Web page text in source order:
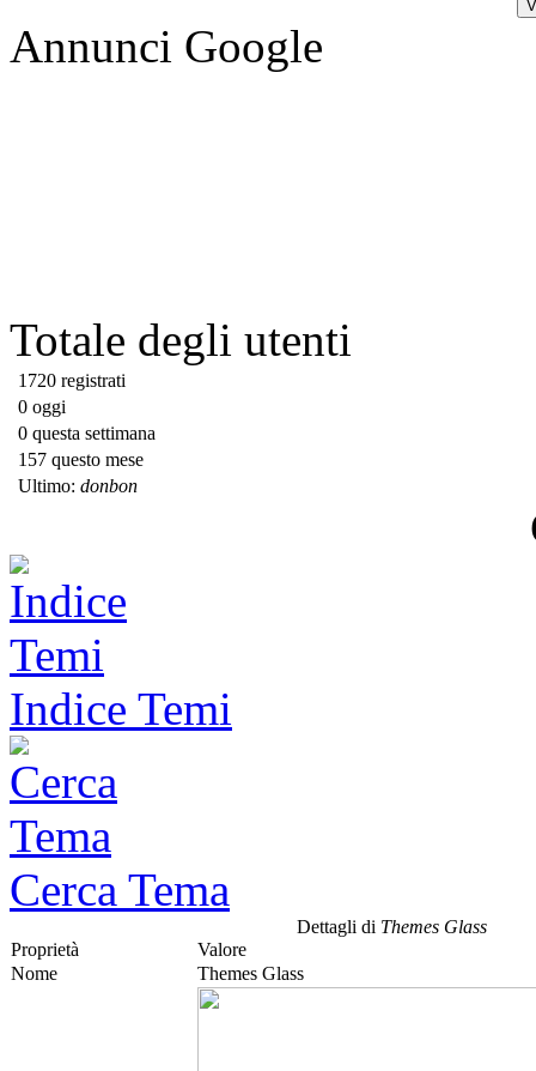
Annunci Google
Totale degli utenti
1720 registrati
0 oggi
0 questa settimana
157 questo mese
Ultimo: donbon
Indice Temi
Cerca Tema
Dettagli di Themes Glass
Proprietà
Valore
Nome
Themes Glass